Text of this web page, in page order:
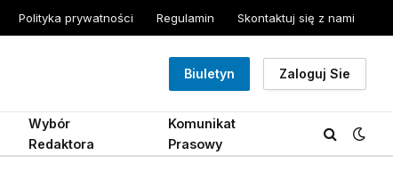
Polityka prywatności Regulamin Skontaktuj się z nami
Biuletyn Zaloguj Sie
Wybór
Redaktora
Komunikat
Prasowy